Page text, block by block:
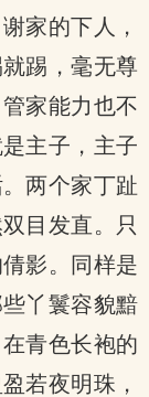
家的下人，
踢，毫无尊
家能力也不
主子，主子
两个家丁趾
目发直。只
影。同样是
丫鬟容貌黯
青色长袍的
若夜明珠，